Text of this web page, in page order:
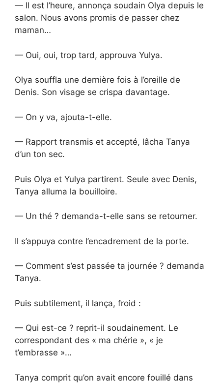
— Il est l’heure, annonça soudain Olya depuis le
salon. Nous avons promis de passer chez
maman…
— Oui, oui, trop tard, approuva Yulya.
Olya souffla une dernière fois à l’oreille de
Denis. Son visage se crispa davantage.
— On y va, ajouta-t-elle.
— Rapport transmis et accepté, lâcha Tanya
d’un ton sec.
Puis Olya et Yulya partirent. Seule avec Denis,
Tanya alluma la bouilloire.
— Un thé ? demanda-t-elle sans se retourner.
Il s’appuya contre l’encadrement de la porte.
— Comment s’est passée ta journée ? demanda
Tanya.
Puis subtilement, il lança, froid :
— Qui est-ce ? reprit-il soudainement. Le
correspondant des « ma chérie », « je
t’embrasse »…
Tanya comprit qu’on avait encore fouillé dans